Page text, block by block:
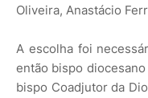
Oliveira, Anastácio
A escolha foi
então bispo
bispo Coadjutor da